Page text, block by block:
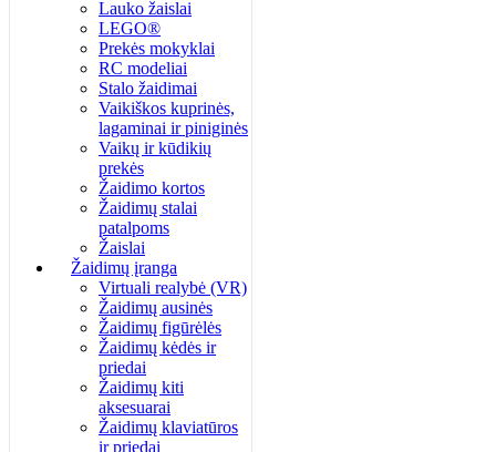
Lauko žaislai
LEGO®
Prekės mokyklai
RC modeliai
Stalo žaidimai
Vaikiškos kuprinės,
lagaminai ir piniginės
Vaikų ir kūdikių
prekės
Žaidimo kortos
Žaidimų stalai
patalpoms
Žaislai
Žaidimų įranga
Virtuali realybė (VR)
Žaidimų ausinės
Žaidimų figūrėlės
Žaidimų kėdės ir
priedai
Žaidimų kiti
aksesuarai
Žaidimų klaviatūros
ir priedai